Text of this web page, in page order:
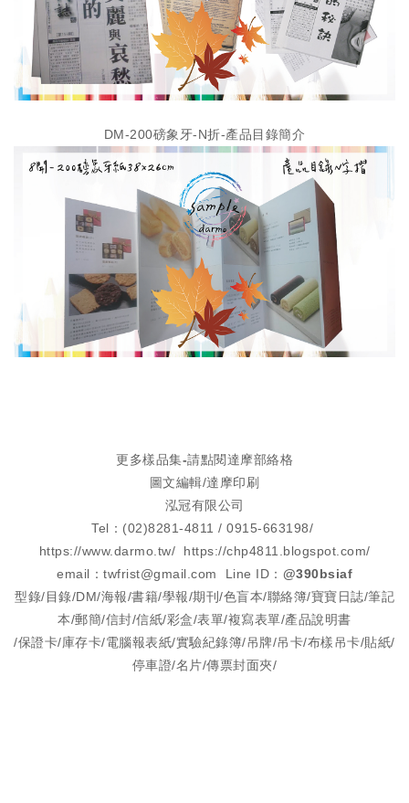
DM-200磅象牙-N折-產品目錄簡介
更多樣品集-請點閱達摩部絡格
圖文編輯/達摩印刷
泓冠有限公司
Tel：(02)8281-4811 / 0915-663198/
https://www.darmo.tw/ https://chp4811.blogspot.com/
email：twfrist@gmail.com Line ID： @390bsiaf
型錄/目錄/DM/海報/書籍/學報/期刊/色盲本/聯絡簿/寶寶日誌/筆記
本/郵簡/信封/信紙/彩盒/表單/複寫表單/產品說明書
/保證卡/庫存卡/電腦報表紙/實驗紀錄簿/吊牌/吊卡/布樣吊卡/貼紙/
停車證/名片/傳票封面夾/